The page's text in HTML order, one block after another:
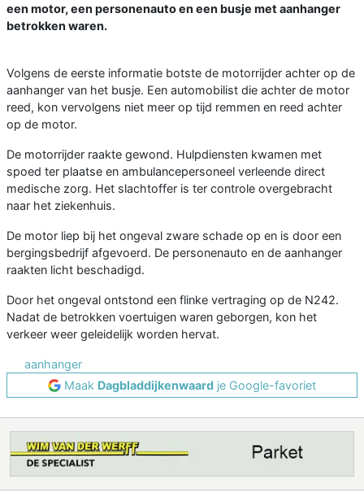
een motor, een personenauto en een busje met aanhanger
betrokken waren.
Volgens de eerste informatie botste de motorrijder achter op de
aanhanger van het busje. Een automobilist die achter de motor
reed, kon vervolgens niet meer op tijd remmen en reed achter
op de motor.
De motorrijder raakte gewond. Hulpdiensten kwamen met
spoed ter plaatse en ambulancepersoneel verleende direct
medische zorg. Het slachtoffer is ter controle overgebracht
naar het ziekenhuis.
De motor liep bij het ongeval zware schade op en is door een
bergingsbedrijf afgevoerd. De personenauto en de aanhanger
raakten licht beschadigd.
Door het ongeval ontstond een flinke vertraging op de N242.
Nadat de betrokken voertuigen waren geborgen, kon het
verkeer weer geleidelijk worden hervat.
aanhanger
Maak Dagbladdijkenwaard je Google-favoriet